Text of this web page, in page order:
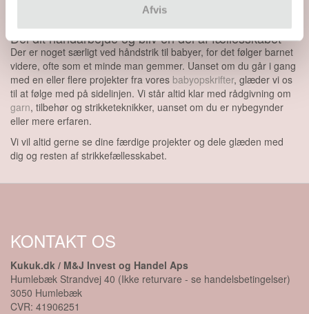
Afvis
Del dit håndarbejde og bliv en del af fællesskabet
Der er noget særligt ved håndstrik til babyer, for det følger barnet
videre, ofte som et minde man gemmer. Uanset om du går i gang
med en eller flere projekter fra vores babyopskrifter, glæder vi os
til at følge med på sidelinjen. Vi står altid klar med rådgivning om
garn, tilbehør og strikketeknikker, uanset om du er nybegynder
eller mere erfaren.
Vi vil altid gerne se dine færdige projekter og dele glæden med
dig og resten af strikkefællesskabet.
KONTAKT OS
Kukuk.dk / M&J Invest og Handel Aps
Humlebæk Strandvej 40 (Ikke returvare - se handelsbetingelser)
3050 Humlebæk
CVR: 41906251